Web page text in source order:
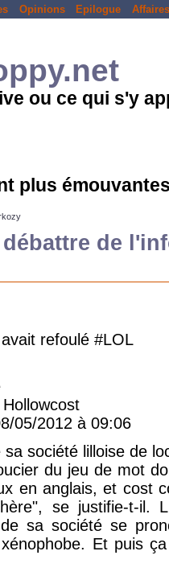
Opinions Epilogue Affaires
ou ce qui s'y
plus
de
refoulé #LOL
05/2012 à 09:06
société lilloise de
du jeu de mot
en anglais, et cost
se justifie-t-il.
sa société se
Et puis